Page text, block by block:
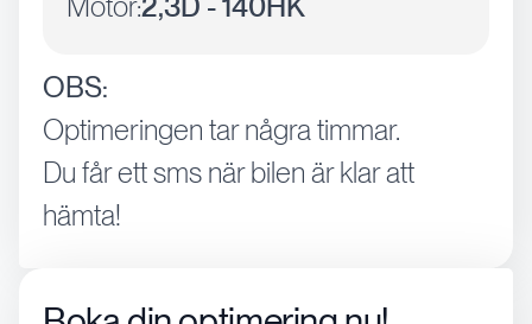
Motor:2,3D - 140HK
OBS:
Optimeringen tar några timmar.
Du får ett sms när bilen är klar att
hämta!